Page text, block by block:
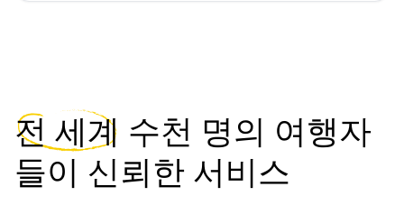
전 세계 수천 명의 여행자
들이 신뢰한 서비스